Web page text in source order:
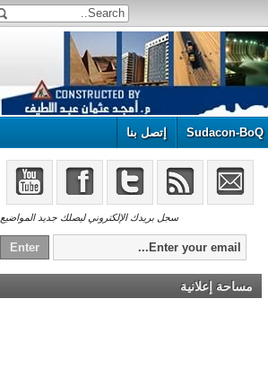
Sudacon-BoQ إتصل بنا
سجل بريدك الإلكتروني ليصلك جديد المواضيع
مساحة إعلانية